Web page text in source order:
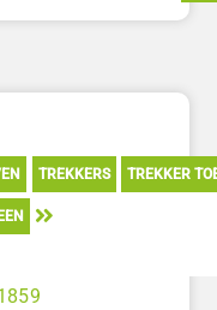
TREKKERS TREKKER